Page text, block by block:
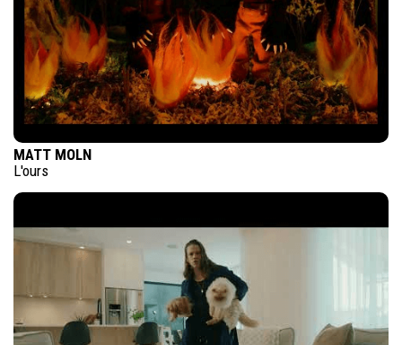
MATT MOLN
L'ours